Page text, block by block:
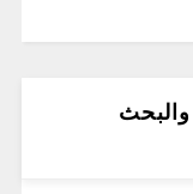
والبحث